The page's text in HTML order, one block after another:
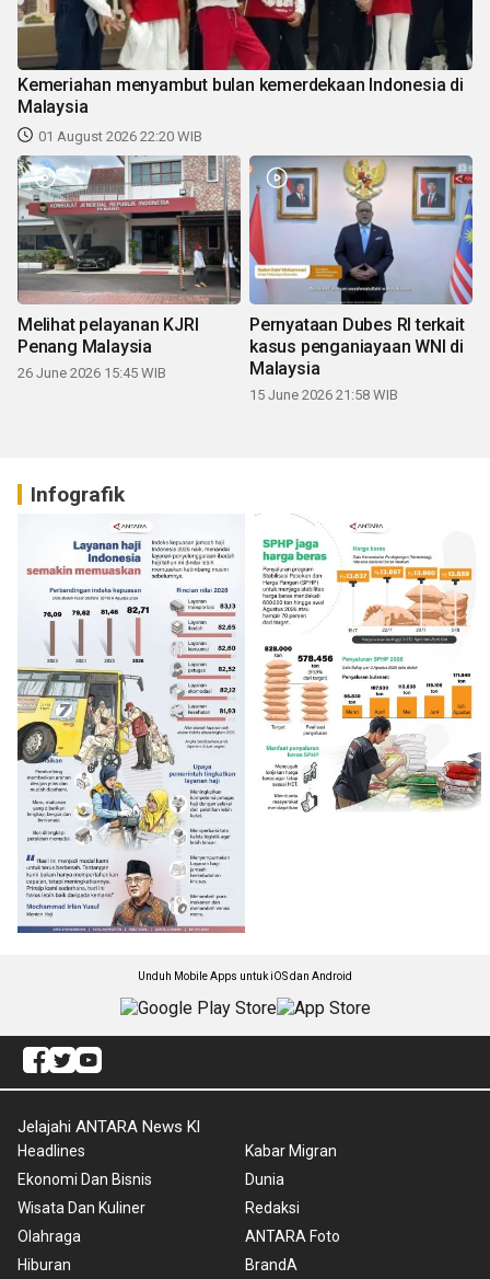
Kemeriahan menyambut bulan kemerdekaan Indonesia di
Malaysia
01 August 2026 22:20 WIB
Melihat pelayanan KJRI
Penang Malaysia
26 June 2026 15:45 WIB
Pernyataan Dubes RI terkait
kasus penganiayaan WNI di
Malaysia
15 June 2026 21:58 WIB
Infografik
Unduh Mobile Apps untuk iOS dan Android
Jelajahi ANTARA News Kl
Headlines
Ekonomi Dan Bisnis
Wisata Dan Kuliner
Olahraga
Hiburan
Kabar Migran
Dunia
Redaksi
ANTARA Foto
BrandA